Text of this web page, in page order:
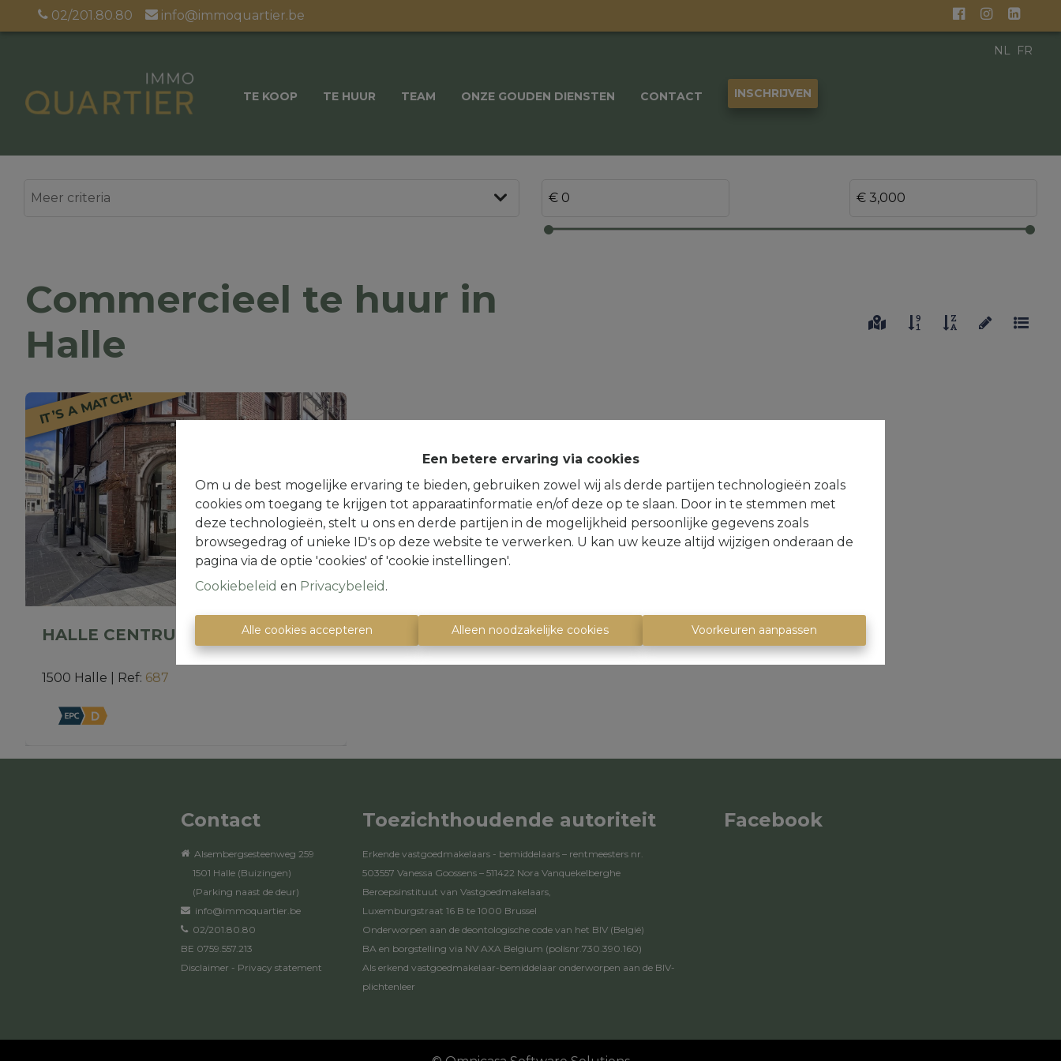
Een betere ervaring via cookies
Om u de best mogelijke ervaring te bieden, gebruiken zowel wij als derde partijen technologieën zoals
cookies om toegang te krijgen tot apparaatinformatie en/of deze op te slaan. Door in te stemmen met
deze technologieën, stelt u ons en derde partijen in de mogelijkheid persoonlijke gegevens zoals
browsegedrag of unieke ID's op deze website te verwerken. U kan uw keuze altijd wijzigen onderaan de
pagina via de optie 'cookies' of 'cookie instellingen'.
Cookiebeleid en Privacybeleid .
Alle cookies accepteren Alleen noodzakelijke cookies Voorkeuren aanpassen
02/201.80.80 info@immoquartier.be
TE KOOP TE HUUR TEAM ONZE GOUDEN DIENSTEN CONTACT INSCHRIJVEN
NL FR
Commercieel te huur in
Halle
IT’S A MATCH!
HALLE CENTRUM : handelspand
1500 Halle Ref: 687
Contact
Alsembergsesteenweg 259
1501 Halle (Buizingen)
(Parking naast de deur)
info@immoquartier.be
02/201.80.80
BE 0759.557.213
Disclaimer - Privacy statement
Toezichthoudende autoriteit
Erkende vastgoedmakelaars - bemiddelaars – rentmeesters nr.
503557 Vanessa Goossens – 511422 Nora Vanquekelberghe
Beroepsinstituut van Vastgoedmakelaars,
Luxemburgstraat 16 B te 1000 Brussel
Onderworpen aan de deontologische code van het BIV(België)
BA en borgstelling via NV AXA Belgium (polisnr.730.390.160)
Als erkend vastgoedmakelaar-bemiddelaar onderworpen aan de BIV-
plichtenleer
Facebook